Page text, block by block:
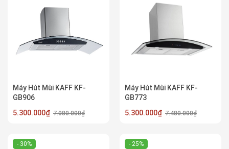
Máy Hút Mùi KAFF KF-
GB906
5.300.000₫ 7.080.000₫
Máy Hút Mùi KAFF KF-
GB773
5.300.000₫ 7.480.000₫
- 30% - 25%